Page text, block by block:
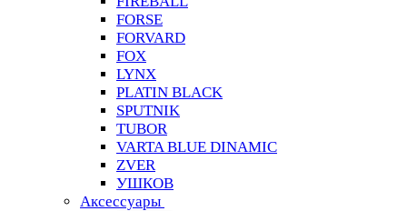
FORSE
FORVARD
FOX
LYNX
PLATIN BLACK
SPUTNIK
TUBOR
VARTA BLUE DINAMIC
ZVER
УШКОВ
Аксессуары